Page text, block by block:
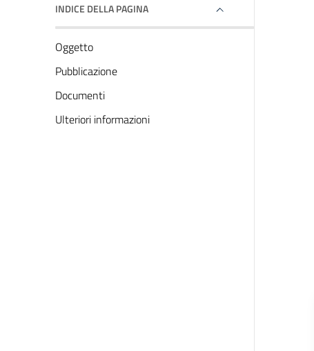
INDICE DELLA PAGINA
Oggetto
Pubblicazione
Documenti
Ulteriori informazioni